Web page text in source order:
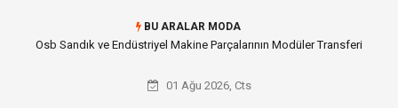
BU ARALAR MODA
Osb Sandık ve Endüstriyel Makine Parçalarının Modüler Transferi
01 Ağu 2026, Cts